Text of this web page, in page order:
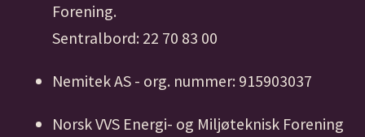
Forening.
Sentralbord: 22 70 83 00
Nemitek AS - org. nummer: 915903037
Norsk VVS Energi- og Miljøteknisk Forening